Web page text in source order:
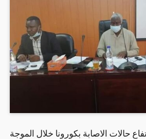
حالات الاصابة بكورونا خلال الموجة